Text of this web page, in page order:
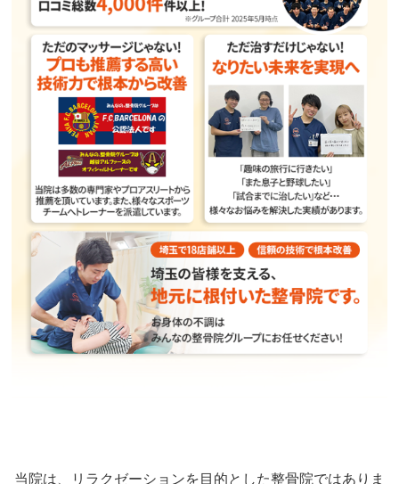
当院は、リラクゼーションを目的とした整骨院ではありま